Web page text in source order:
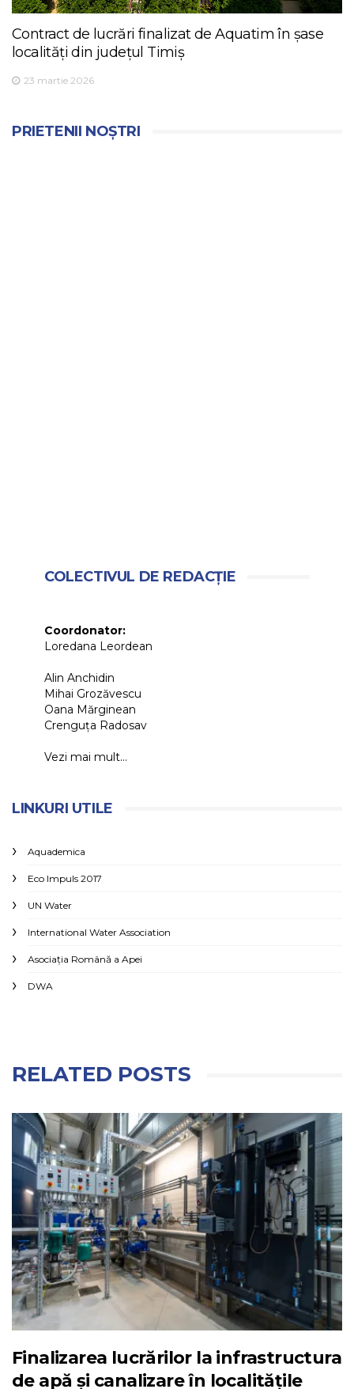
Contract de lucrări finalizat de Aquatim în șase
localități din județul Timiș
23 martie 2026
PRIETENII NOȘTRI
COLECTIVUL DE REDACȚIE
Coordonator:
Loredana Leordean
Alin Anchidin
Mihai Grozăvescu
Oana Mărginean
Crenguța Radosav
Vezi mai mult...
LINKURI UTILE
Aquademica
Eco Impuls 2017
UN Water
International Water Association
Asociaţia Română a Apei
DWA
RELATED POSTS
Finalizarea lucrărilor la infrastructura
de apă și canalizare în localitățile